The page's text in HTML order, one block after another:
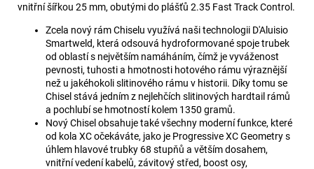
vnitřní šířkou 25 mm, obutými do plášťů 2.35 Fast Track Control.
Zcela nový rám Chiselu využívá naši technologii D'Aluisio
Smartweld, která odsouvá hydroformované spoje trubek
od oblastí s největším namáháním, čímž je vyváženost
pevnosti, tuhosti a hmotnosti hotového rámu výraznější
než u jakéhokoli slitinového rámu v historii. Díky tomu se
Chisel stává jedním z nejlehčích slitinových hardtail rámů
a pochlubí se hmotností kolem 1350 gramů.
Nový Chisel obsahuje také všechny moderní funkce, které
od kola XC očekáváte, jako je Progressive XC Geometry s
úhlem hlavové trubky 68 stupňů a větším dosahem,
vnitřní vedení kabelů, závitový střed, boost osy,